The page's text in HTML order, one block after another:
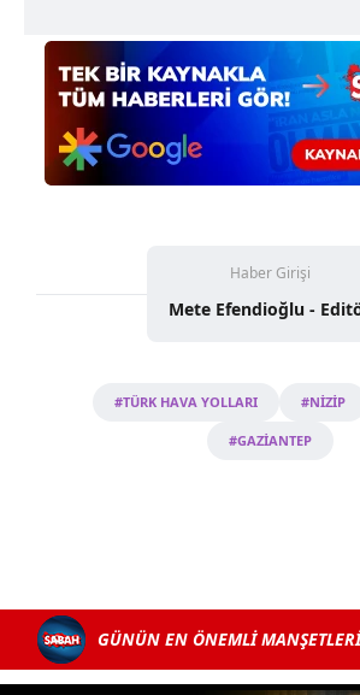
verileriniz işlenmekte olup gerekli olan
toplumu hizmetlerinin sunulması
kullanılmaktadır. Diğer çerezler,
kılınması ve kişiselleştirilmesi ve
reklam/pazarlama faaliyetlerinin
sınırlı olarak açık rızanız dahilinde
vasıtasıyla belirleyebilirsiniz. Çerezlere
için Ayarlar butonuna tıklayabilir,Çerez
6698 sayılı Kişisel Verilerin Korunması
ilgili mevzuata uygun olarak kullanılan
Haber Girişi
Mete Efendioğlu -
#TÜRK HAVA YOLLARI #NİZİP
#GAZİANTEP
GÜNÜN EN ÖNEMLİ